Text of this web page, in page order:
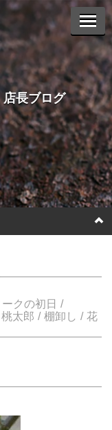
長ブログ
クの初日
桃太郎 棚卸し 花